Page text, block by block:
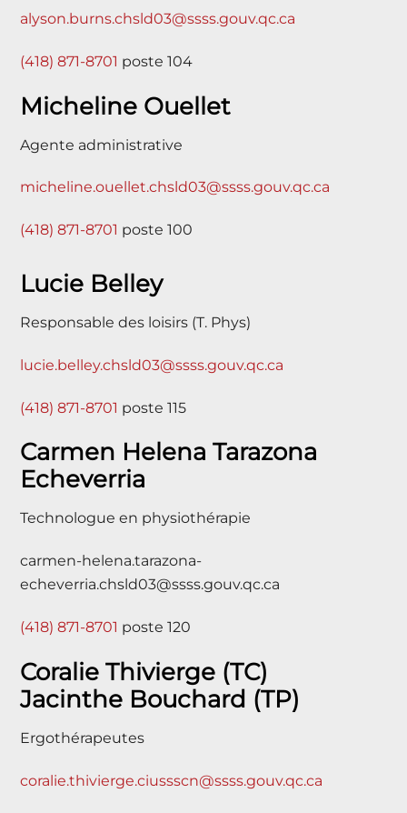
alyson.burns.chsld03@ssss.gouv.qc.ca
(418) 871-8701 poste 104
Micheline Ouellet
Agente administrative
micheline.ouellet.chsld03@ssss.gouv.qc.ca
(418) 871-8701 poste 100
Lucie Belley
Responsable des loisirs (T. Phys)
lucie.belley.chsld03@ssss.gouv.qc.ca
(418) 871-8701 poste 115
Carmen Helena Tarazona
Echeverria
Technologue en physiothérapie
carmen-helena.tarazona-
echeverria.chsld03@ssss.gouv.qc.ca
(418) 871-8701 poste 120
Coralie Thivierge (TC)
Jacinthe Bouchard (TP)
Ergothérapeutes
coralie.thivierge.ciussscn@ssss.gouv.qc.ca